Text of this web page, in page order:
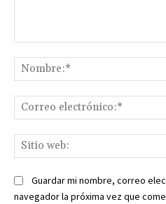
Guardar mi nombre, correo
navegador la próxima vez que